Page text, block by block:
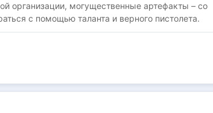
организации, могущественные артефакты – со
с помощью таланта и верного пистолета.